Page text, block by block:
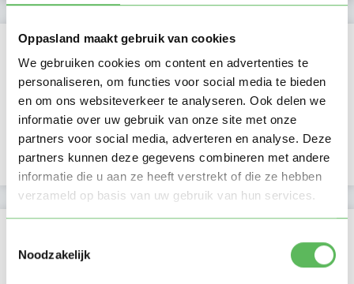
Oppasland maakt gebruik van cookies
We gebruiken cookies om content en advertenties te
personaliseren, om functies voor social media te bieden
en om ons websiteverkeer te analyseren. Ook delen we
informatie over uw gebruik van onze site met onze
partners voor social media, adverteren en analyse. Deze
partners kunnen deze gegevens combineren met andere
informatie die u aan ze heeft verstrekt of die ze hebben
verzameld op basis van uw gebruik van hun services.
Noodzakelijk
Activiteit op Oppasland
Laatste activiteit 23-08-2025
Lid sinds 26-10-2022
Profiel bijgewerkt 19-03-2024
E-mailadres is geverifieerd